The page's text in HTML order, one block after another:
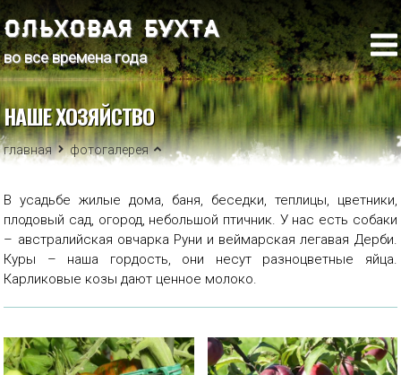
ОЛЬХОВАЯ БУХТА
во все времена года
НАШЕ ХОЗЯЙСТВО
главная фотогалерея
В усадьбе жилые дома, баня, беседки, теплицы, цветники,
плодовый сад, огород, небольшой птичник. У нас есть собаки
– австралийская овчарка Руни и веймарская легавая Дерби.
Куры – наша гордость, они несут разноцветные яйца.
Карликовые козы дают ценное молоко.